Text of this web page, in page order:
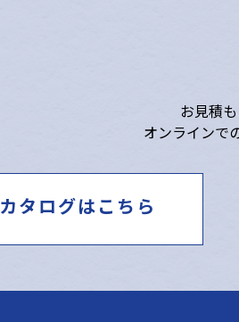
お見積
オンラインで
カタログはこちら